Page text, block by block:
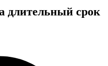
длительный срок